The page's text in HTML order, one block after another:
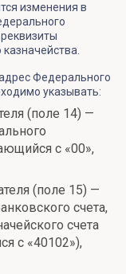
изменения в
Федерального
указывать:
(поле 14) —
с «00»,
(поле 15) —
счета,
счета
с «40102»),